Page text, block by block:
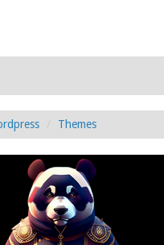
Themes